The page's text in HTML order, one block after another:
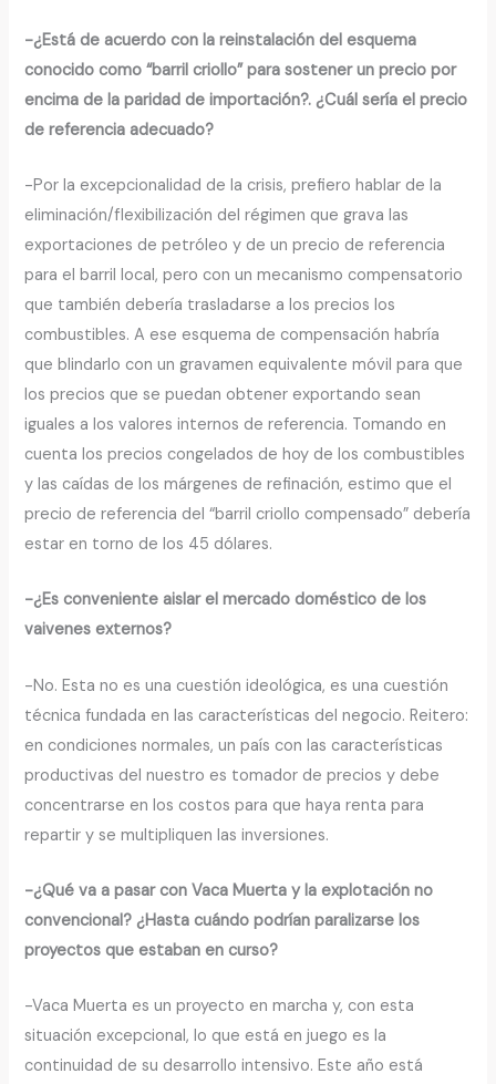
-¿Está de acuerdo con la reinstalación del esquema
conocido como “barril criollo” para sostener un precio por
encima de la paridad de importación?. ¿Cuál sería el precio
de referencia adecuado?
-Por la excepcionalidad de la crisis, prefiero hablar de la
eliminación/flexibilización del régimen que grava las
exportaciones de petróleo y de un precio de referencia
para el barril local, pero con un mecanismo compensatorio
que también debería trasladarse a los precios los
combustibles. A ese esquema de compensación habría
que blindarlo con un gravamen equivalente móvil para que
los precios que se puedan obtener exportando sean
iguales a los valores internos de referencia. Tomando en
cuenta los precios congelados de hoy de los combustibles
y las caídas de los márgenes de refinación, estimo que el
precio de referencia del “barril criollo compensado” debería
estar en torno de los 45 dólares.
-¿Es conveniente aislar el mercado doméstico de los
vaivenes externos?
-No. Esta no es una cuestión ideológica, es una cuestión
técnica fundada en las características del negocio. Reitero:
en condiciones normales, un país con las características
productivas del nuestro es tomador de precios y debe
concentrarse en los costos para que haya renta para
repartir y se multipliquen las inversiones.
-¿Qué va a pasar con Vaca Muerta y la explotación no
convencional? ¿Hasta cuándo podrían paralizarse los
proyectos que estaban en curso?
-Vaca Muerta es un proyecto en marcha y, con esta
situación excepcional, lo que está en juego es la
continuidad de su desarrollo intensivo. Este año está